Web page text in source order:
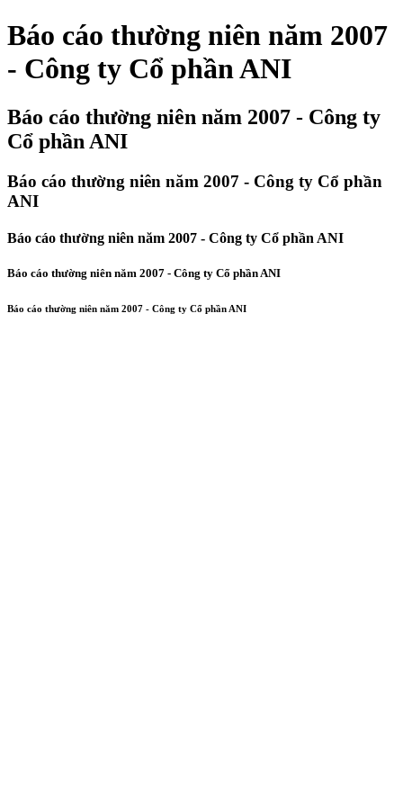
Báo cáo thường niên năm 2007
- Công ty Cổ phần ANI
Báo cáo thường niên năm 2007 - Công ty
Cổ phần ANI
Báo cáo thường niên năm 2007 - Công ty Cổ phần
ANI
Báo cáo thường niên năm 2007 - Công ty Cổ phần ANI
Báo cáo thường niên năm 2007 - Công ty Cổ phần ANI
Báo cáo thường niên năm 2007 - Công ty Cổ phần ANI